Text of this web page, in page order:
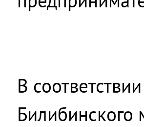
В
Билибинского